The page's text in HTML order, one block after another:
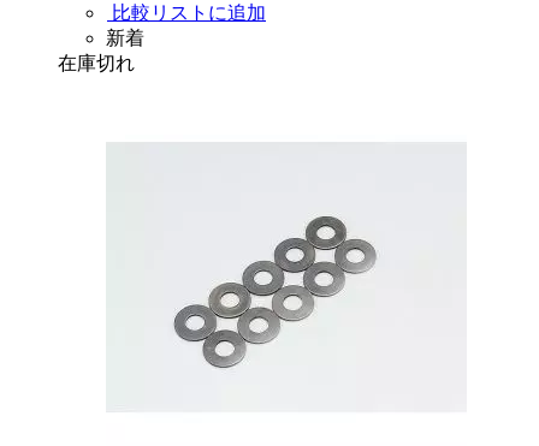
比較リストに追加
新着
在庫切れ